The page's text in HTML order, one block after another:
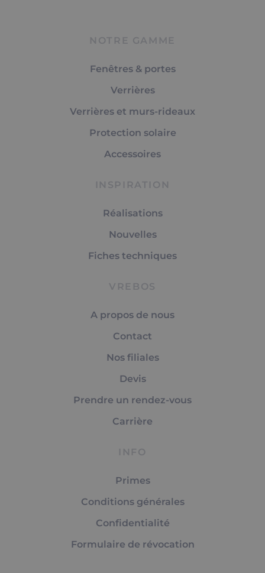
NOTRE GAMME
Fenêtres & portes
Verrières
Verrières et murs-rideaux
Protection solaire
Accessoires
INSPIRATION
Réalisations
Nouvelles
Fiches techniques
VREBOS
A propos de nous
Contact
Nos filiales
Devis
Prendre un rendez-vous
Carrière
INFO
Primes
Conditions générales
Confidentialité
Formulaire de révocation